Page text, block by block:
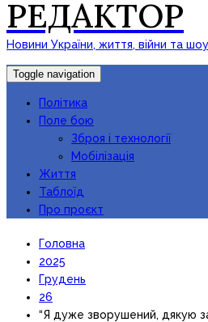
РЕДАКТОР
Новини України, життя, війни та
Toggle navigation
Політика
Поле бою
Зброя і технології
Мобілізація
Життя
Таблоїд
Про проєкт
Головна
2025
Грудень
26
“Я дуже зворушений, дякую